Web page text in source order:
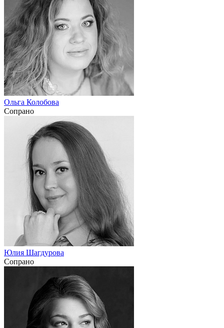
Ольга Колобова
Сопрано
Юлия Шагдурова
Сопрано